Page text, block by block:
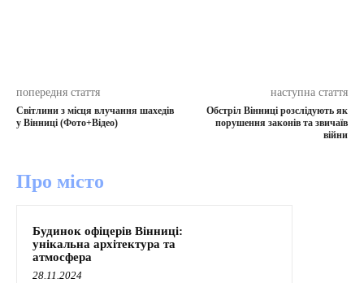
попередня стаття
Світлини з місця влучання шахедів
у Вінниці (Фото+Відео)
наступна стаття
Обстріл Вінниці розслідують як
порушення законів та звичаїв
війни
Про місто
Будинок офіцерів Вінниці:
унікальна архітектура та
атмосфера
28.11.2024